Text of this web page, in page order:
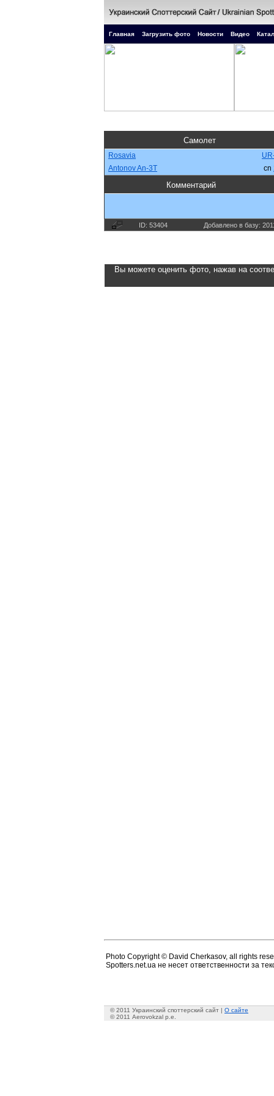
Главная Загрузить фото Новости Видео
Самолет
Rosavia
Antonov An-3T
cn
Комментарий
ID: 53404 Добавлено в базу:
Вы можете оценить фото, нажав на
Photo Copyright © David Cherkasov, all rights
Spotters.net.ua не несет ответственности за
© 2011 Украинский споттерский сайт | О сайте
© 2011 Aerovokzal p.e.